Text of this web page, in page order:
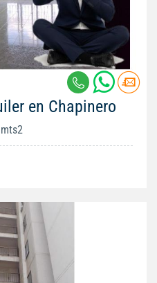
en Chapinero